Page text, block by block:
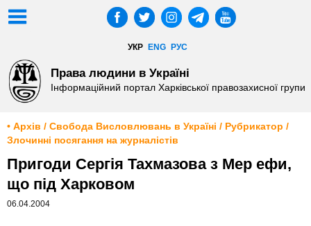
УКР ENG РУС
Права людини в Україні
Інформаційний портал Харківської правозахисної групи
• Архів / Свобода Висловлювань в Україні / Рубрикатор /
Злочинні посягання на журналістів
Пригоди Сергія Тахмазова з Мер ефи,
що під Харковом
06.04.2004